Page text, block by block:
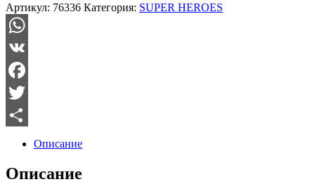
Артикул: 76336 Категория: SUPER HEROES
WhatsApp
VK
Facebook
Twitter
Отправить
Описание
Описание